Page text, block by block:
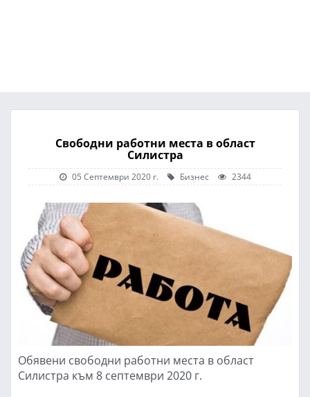
Свободни работни места в област
Силистра
05 Септември 2020 г. Бизнес 2344
Обявени свободни работни места в област
Силистра към 8 септември 2020 г.